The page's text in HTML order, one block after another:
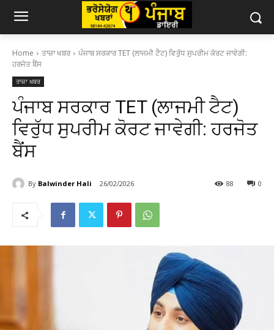
Home ਤਾਜ਼ਾ ਖਬਰ
ਪੰਜਾਬ ਸਰਕਾਰ TET (ਲਾਜਮੀ ਟੈਟ) ਵਿਰੁੱਧ ਸੁਪਰੀਮ ਕੋਰਟ ਜਾਵੇਗੀ:
ਹਰਜੋਤ ਬੈਂਸ
ਤਾਜ਼ਾ ਖਬਰ
ਪੰਜਾਬ ਸਰਕਾਰ TET (ਲਾਜਮੀ ਟੈਟ)
ਵਿਰੁੱਧ ਸੁਪਰੀਮ ਕੋਰਟ ਜਾਵੇਗੀ: ਹਰਜੋਤ
ਬੈਂਸ
By Balwinder Hali 26/02/2026 0
88